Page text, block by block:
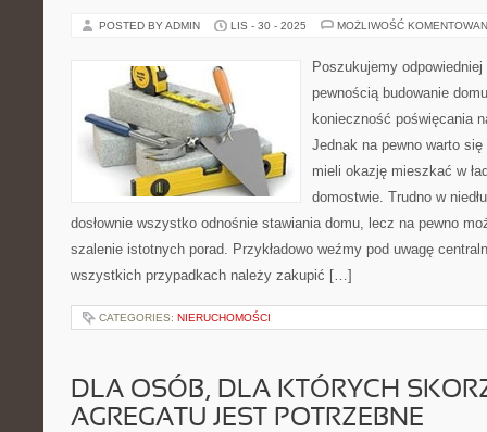
POSTED BY ADMIN LIS - 30 - 2025 MOŻLIWOŚĆ
Poszukujemy
pewnością budowanie
konieczność poświęcania
Jednak na pewno warto
mieli okazję mieszkać w
domostwie. Trudno w
dosłownie wszystko odnośnie stawiania domu, lecz na pewno
szalenie istotnych porad. Przykładowo weźmy pod uwagę
wszystkich przypadkach należy zakupić […]
CATEGORIES: NIERUCHOMOŚCI
DLA OSÓB, DLA KTÓRYCH
AGREGATU JEST POTRZEBNE